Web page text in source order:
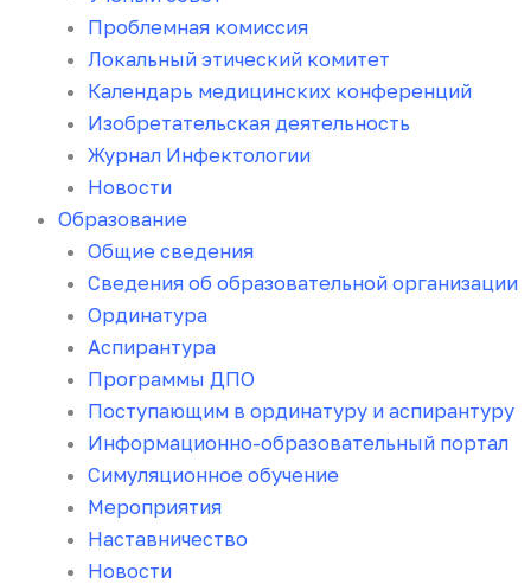
Проблемная комиссия
Локальный этический комитет
Календарь медицинских конференций
Изобретательская деятельность
Журнал Инфектологии
Новости
Образование
Общие сведения
Сведения об образовательной организации
Ординатура
Аспирантура
Программы ДПО
Поступающим в ординатуру и аспирантуру
Информационно-образовательный портал
Симуляционное обучение
Мероприятия
Наставничество
Новости